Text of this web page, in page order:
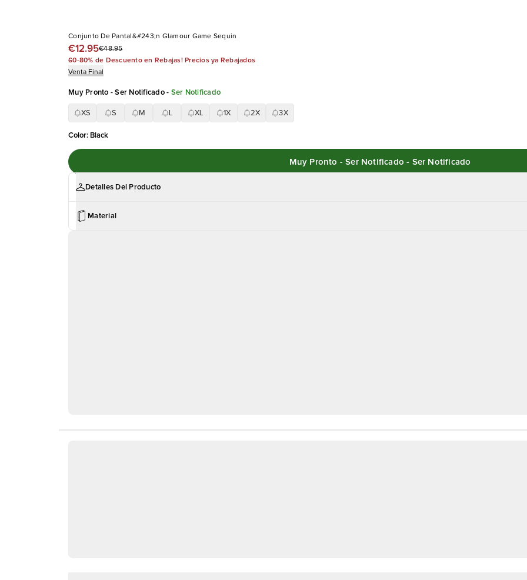
Conjunto De Pantal&#243;n Glamour Game Sequin
€12.95€48.95
60-80% de Descuento en Rebajas! Precios ya Rebajados
Venta Final
Muy Pronto - Ser Notificado- Ser Notificado
XS S M XL 1X 2X 3X
Color: Black
Muy Pronto - Ser Notificado - Ser Notificado
Detalles Del Producto
Material